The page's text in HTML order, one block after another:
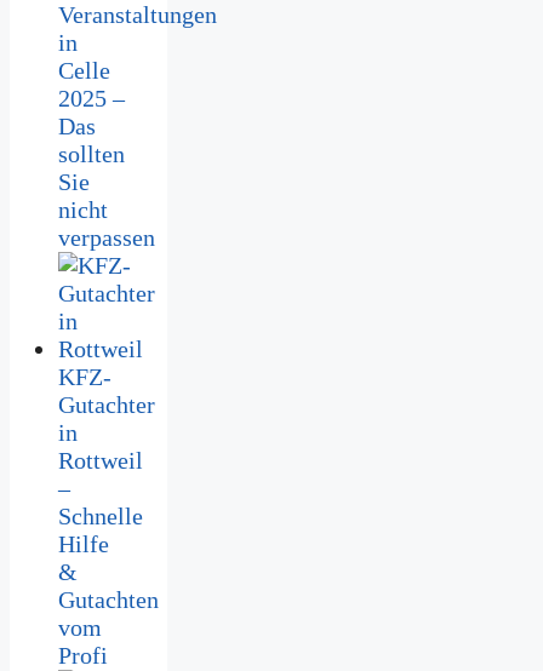
Veranstaltungen
in
Celle
2025 –
Das
sollten
Sie
nicht
verpassen
KFZ-
Gutachter
in
Rottweil
–
Schnelle
Hilfe
&
Gutachten
vom
Profi